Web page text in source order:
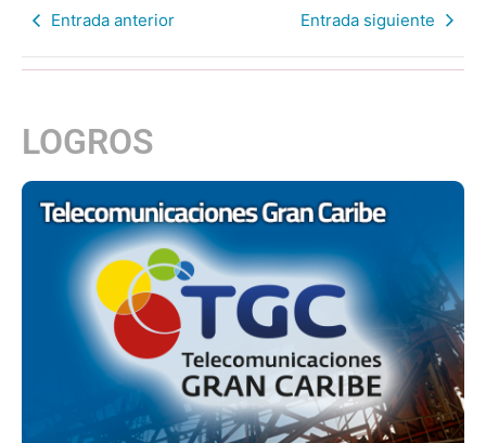
Entrada anterior Entrada siguiente
LOGROS